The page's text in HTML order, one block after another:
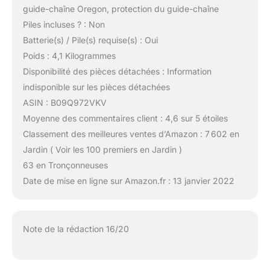
guide-chaîne Oregon, protection du guide-chaîne
Piles incluses ? : Non
Batterie(s) / Pile(s) requise(s) : Oui
Poids : 4,1 Kilogrammes
Disponibilité des pièces détachées : Information
indisponible sur les pièces détachées
ASIN : B09Q972VKV
Moyenne des commentaires client : 4,6 sur 5 étoiles
Classement des meilleures ventes d’Amazon : 7 602 en
Jardin ( Voir les 100 premiers en Jardin )
63 en Tronçonneuses
Date de mise en ligne sur Amazon.fr : 13 janvier 2022
Note de la rédaction 16/20